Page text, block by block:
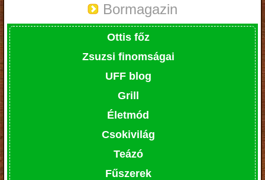
Bormagazin
Ottis főz
Zsuzsi finomságai
UFF blog
Grill
Életmód
Csokivilág
Teázó
Fűszerek